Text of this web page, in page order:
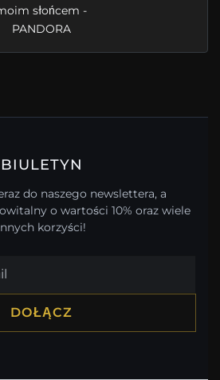
słońcem -
PANDORA
BIULETYN
do naszego newslettera, a
o wartości 10% oraz wiele
korzyści!
DOŁĄCZ